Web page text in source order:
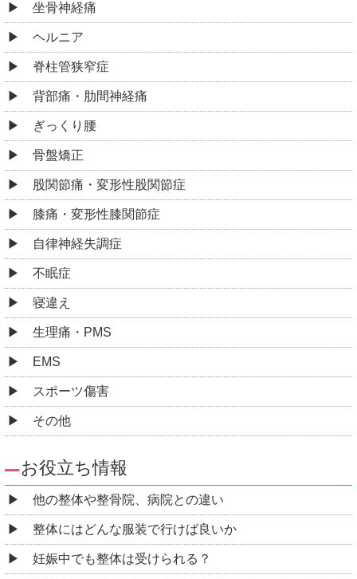
坐骨神経痛
ヘルニア
脊柱管狭窄症
背部痛・肋間神経痛
ぎっくり腰
骨盤矯正
股関節痛・変形性股関節症
膝痛・変形性膝関節症
自律神経失調症
不眠症
寝違え
生理痛・PMS
EMS
スポーツ傷害
その他
お役立ち情報
他の整体や整骨院、病院との違い
整体にはどんな服装で行けば良いか
妊娠中でも整体は受けられる？